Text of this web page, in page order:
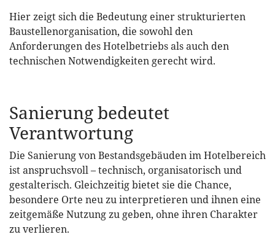
Hier zeigt sich die Bedeutung einer strukturierten
Baustellenorganisation, die sowohl den
Anforderungen des Hotelbetriebs als auch den
technischen Notwendigkeiten gerecht wird.
Sanierung bedeutet
Verantwortung
Die Sanierung von Bestandsgebäuden im Hotelbereich
ist anspruchsvoll – technisch, organisatorisch und
gestalterisch. Gleichzeitig bietet sie die Chance,
besondere Orte neu zu interpretieren und ihnen eine
zeitgemäße Nutzung zu geben, ohne ihren Charakter
zu verlieren.